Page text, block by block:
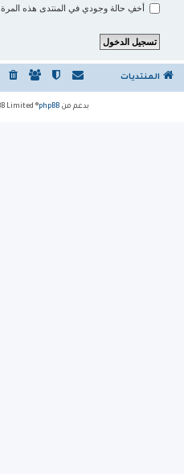
أخفِ حالة وجودي في المنتدى هذه المرة
المنتديات
بدعم من phpBB
® Forum Software © phpBB Limited